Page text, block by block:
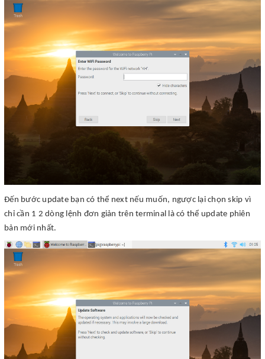
Đến bước update bạn có thể next nếu muốn, ngược lại chọn skip vì
chỉ cần 1 2 dòng lệnh đơn giản trên terminal là có thể update phiên
bản mới nhất.